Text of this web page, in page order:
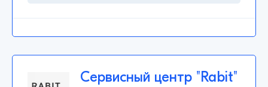
Сервисный центр "Rabit"